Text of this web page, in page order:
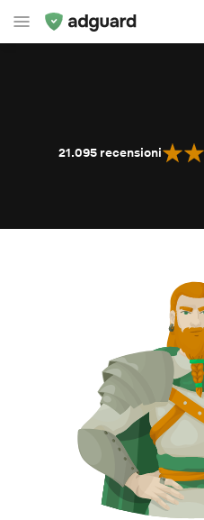
21.095 recensioni